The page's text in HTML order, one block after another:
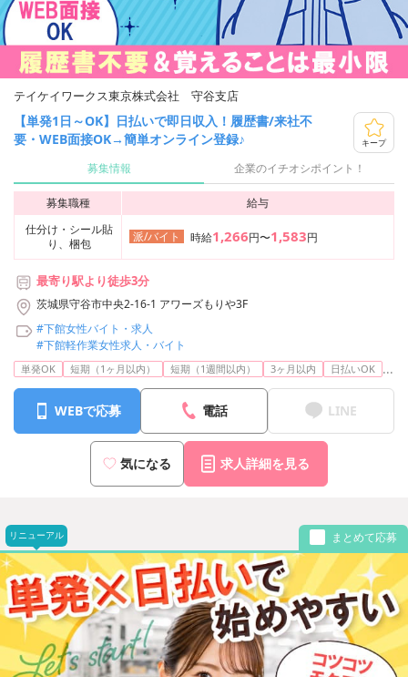
テイケイワークス東京株式会社 守谷支店
【単発1日～OK】日払いで即日収入！履歴書/来社不
要・WEB面接OK→簡単オンライン登録♪
キープ
募集情報 企業のイチオシポイント！
募集職種
給与
仕分け・シール貼
り、梱包
派/バイト 時給1,266円〜1,583円
最寄り駅より徒歩3分
茨城県守谷市中央2-16-1 アワーズもりや3F
#下館女性バイト・求人
#下館軽作業女性求人・バイト
単発OK 短期（1ヶ月以内） 短期（1週間以内） 3ヶ月以内 日払いOK ...
WEBで応募 電話 LINE
気になる 求人詳細を見る
リニューアル まとめて応募